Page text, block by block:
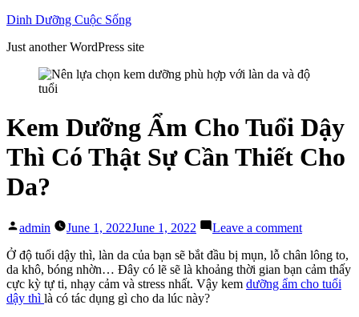
Skip
content
Dinh Dưỡng Cuộc Sống
Just another WordPress site
Kem Dưỡng Ẩm Cho Tuổi Dậy
Thì Có Thật Sự Cần Thiết Cho
Da?
Posted
admin June 1, 2022June 1, 2022 Leave a commenton
Dưỡng
Ẩm
Cho
Ở độ tuổi dậy thì, làn da của bạn sẽ bắt đầu bị mụn, lỗ chân lông to,
da khô, bóng nhờn… Đây có lẽ sẽ là khoảng thời gian bạn cảm thấy
cực kỳ tự ti, nhạy cảm và stress nhất. Vậy kem dưỡng ẩm cho tuổi
dậy thì là có tác dụng gì cho da lúc này?